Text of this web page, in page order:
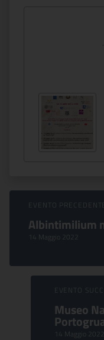
Sfoglia Eventi
EVENTO PRECEDENTE:
Albintimilium
14 Maggio 2022
EVENTO
Museo
14 Maggio 2022